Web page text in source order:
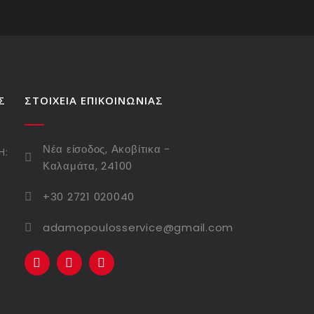
ΣΤΟΙΧΕΙΑ ΕΠΙΚΟΙΝΩΝΙΑΣ
Νέα είσοδος, Ακοβίτικα -
Καλαμάτα, 24100
+30 2721 020040
adamopoulosservice@gmail.com